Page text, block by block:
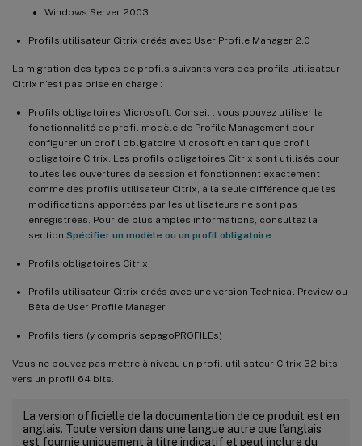
Windows Server 2003
Profils utilisateur Citrix créés avec User Profile Manager 2.0
La migration des types de profils suivants vers des profils utilisateur
Citrix n’est pas prise en charge :
Profils obligatoires Microsoft. Conseil : vous pouvez utiliser la
fonctionnalité de profil modèle de Profile Management pour
configurer un profil obligatoire Microsoft en tant que profil
obligatoire Citrix. Les profils obligatoires Citrix sont utilisés pour
toutes les ouvertures de session et fonctionnent exactement
comme des profils utilisateur Citrix, à la seule différence que les
modifications apportées par les utilisateurs ne sont pas
enregistrées. Pour de plus amples informations, consultez la
section Spécifier un modèle ou un profil obligatoire
Profils obligatoires Citrix.
Profils utilisateur Citrix créés avec une version Technical Preview ou
Bêta de User Profile Manager.
Profils tiers (y compris sepagoPROFILEs)
Vous ne pouvez pas mettre à niveau un profil utilisateur Citrix 32 bits
vers un profil 64 bits.
La version officielle de la documentation de ce produit est en
anglais. Toute version dans une langue autre que l’anglais
est fournie uniquement à titre indicatif et peut inclure du